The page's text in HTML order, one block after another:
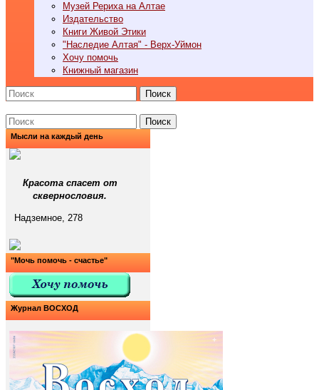
Музей Рериха на Алтае
Издательство
Книги Живой Этики
"Наследие Алтая" - Верх-Уймон
Хочу помочь
Книжный магазин
Поиск
Поиск
Мысли на каждый день
Красота спасет от
сквернословия.
Надземное, 278
"Мочь помочь - счастье"
Журнал ВОСХОД